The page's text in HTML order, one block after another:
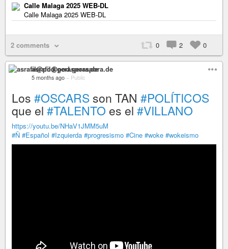
Calle Malaga 2025 WEB-DL
Calle Malaga 2025 WEB-DL
2 comments 0 2 0
asrafil@pod.geraspora.de
5 months ago – Public
Los #OSCARS son TAN #POLÍTICOS
que el #TALENTO es el #VILLANO
https://youtu.be/NHaV1JMM5uM
#Ñ #Español #Izquierda #progresismo #Cine #woke #wokeismo